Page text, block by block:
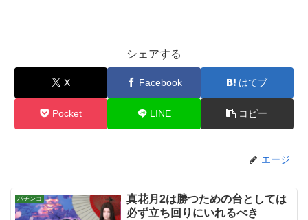
シェアする
X Facebook はてブ
Pocket LINE コピー
エージ
パチンコ
真花月2は勝つための台としては
必ず立ち回りにいれるべき